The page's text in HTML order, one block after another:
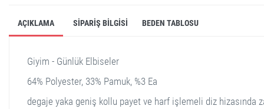
AÇIKLAMA SIPARIŞ BILGISI BEDEN TABLOSU
Giyim - Günlük Elbiseler
64% Polyester, 33% Pamuk, %3 Ea
degaje yaka geniş kollu payet ve harf işlemeli diz hizasında